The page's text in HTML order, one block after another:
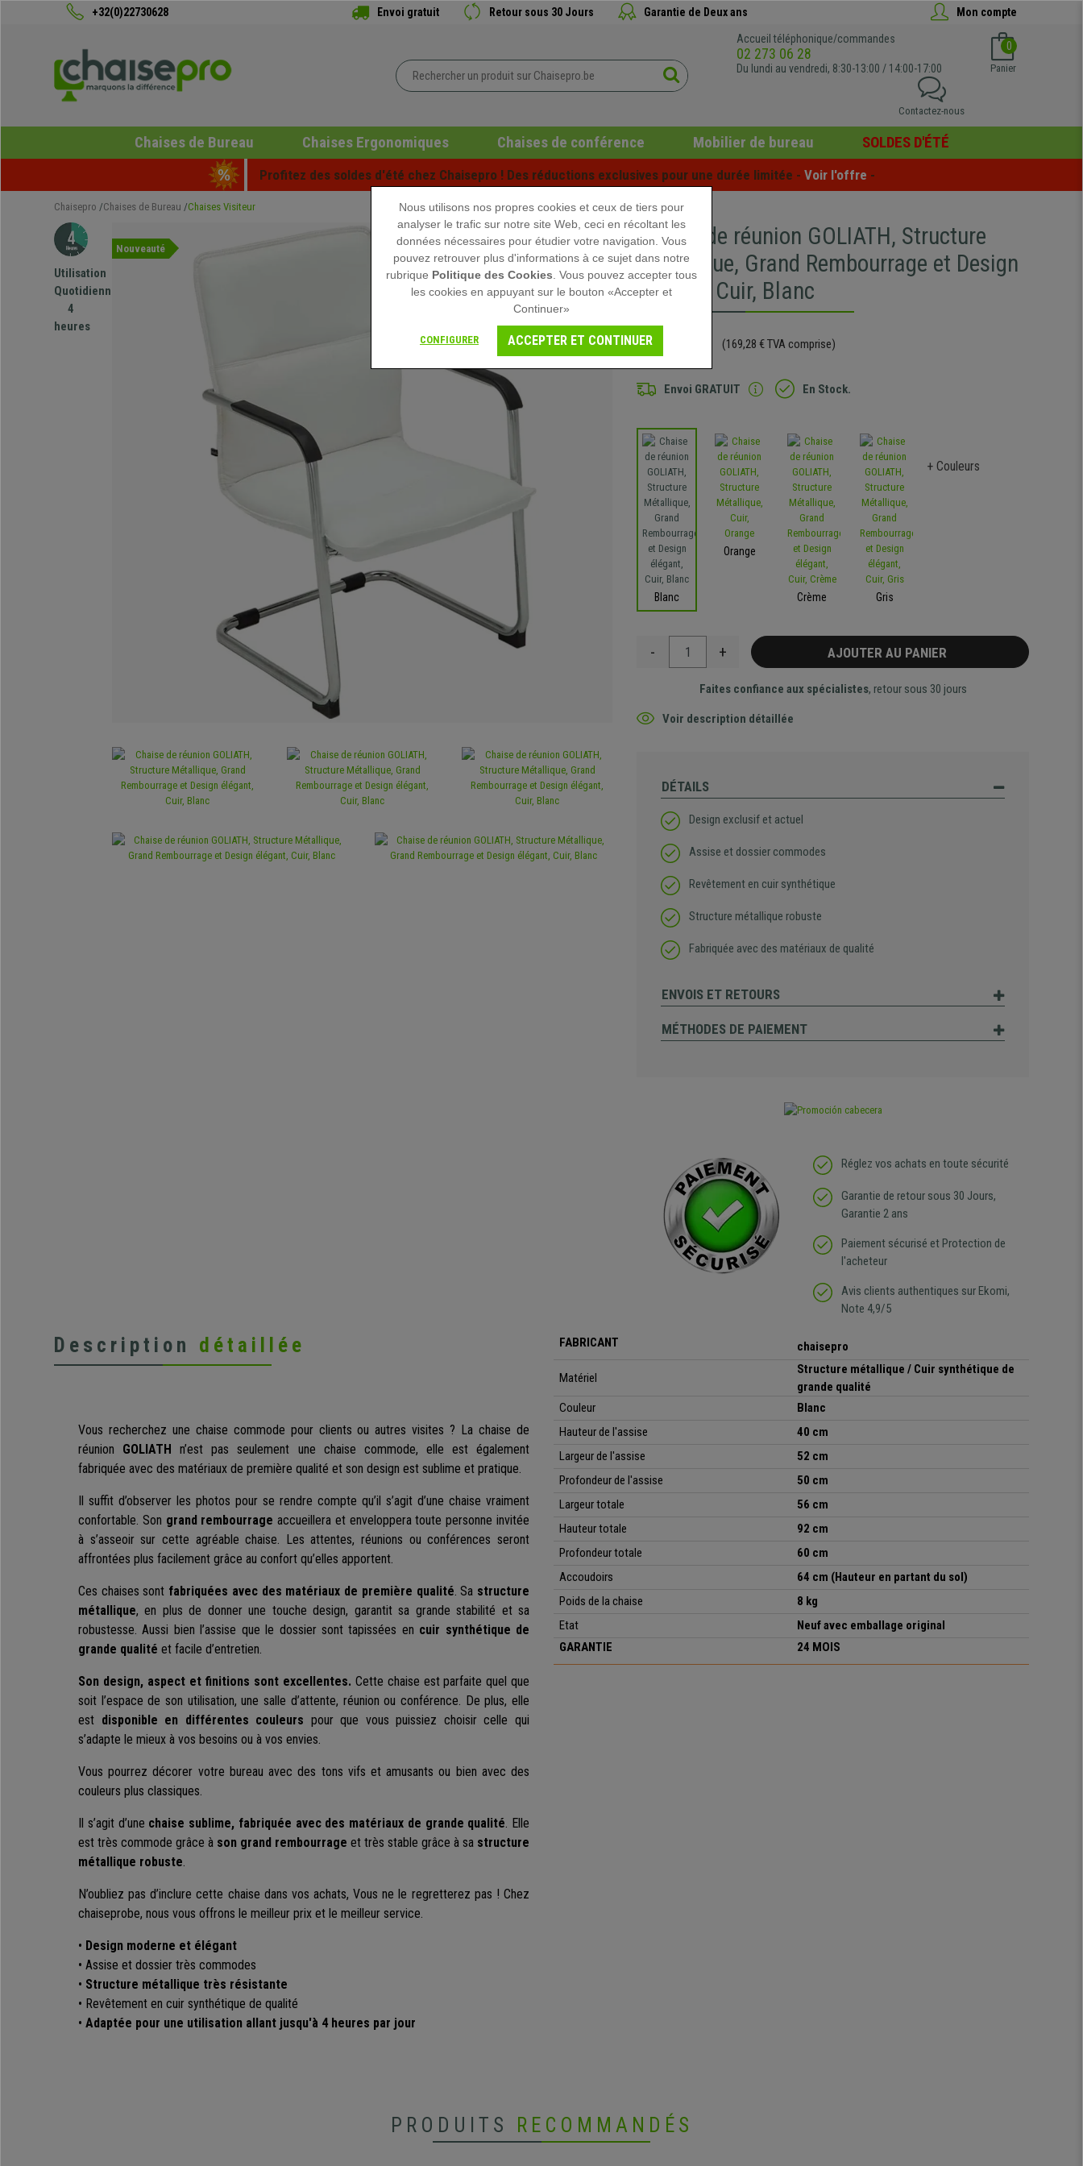
+32(0)22730628 Envoi gratuit Retour sous 30 Jours Garantie de Deux ans Mon compte
Accueil téléphonique/commandes
02 273 06 28
Du lundi au vendredi, 8:30-13:00 / 14:00-17:00
0
Panier
Contactez-nous
Chaises de Bureau Chaises Ergonomiques Chaises de conférence Mobilier de bureau SOLDES D'ÉTÉ
Profitez des soldes d'été chez Chaisepro ! Des réductions exclusives pour une durée limitée - Voir l'offre -
Chaisepro Chaises de Bureau Chaises Visiteur
Utilisation
Quotidienne
4
heures
Nouveauté
Chaise de réunion GOLIATH, Structure
Métallique, Grand Rembourrage et Design
élégant, Cuir, Blanc
139,90 € (169,28 € TVA comprise)
Envoi GRATUIT En Stock.
Blanc
Orange
Crème Gris
+ Couleurs
- + AJOUTER AU PANIER
Faites confiance aux spécialistes, retour sous 30 jours
Voir description détaillée
DÉTAILS
Design exclusif et actuel
Assise et dossier commodes
Revêtement en cuir synthétique
Structure métallique robuste
Fabriquée avec des matériaux de qualité
ENVOIS ET RETOURS
MÉTHODES DE PAIEMENT
Réglez vos achats en toute sécurité
Garantie de retour sous 30 Jours,
Garantie 2 ans
Paiement sécurisé et Protection de
l'acheteur
Avis clients authentiques sur Ekomi,
Note 4,9/5
Description détaillée
Vous recherchez une chaise commode pour clients ou autres visites ? La chaise de
réunion GOLIATH n’est pas seulement une chaise commode, elle est également
fabriquée avec des matériaux de première qualité et son design est sublime et pratique.
Il suffit d’observer les photos pour se rendre compte qu’il s’agit d’une chaise vraiment
confortable. Son grand rembourrage accueillera et enveloppera toute personne invitée
à s’asseoir sur cette agréable chaise. Les attentes, réunions ou conférences seront
affrontées plus facilement grâce au confort qu’elles apportent.
Ces chaises sont fabriquées avec des matériaux de première qualité. Sa structure
métallique, en plus de donner une touche design, garantit sa grande stabilité et sa
robustesse. Aussi bien l’assise que le dossier sont tapissées en cuir synthétique de
grande qualité et facile d’entretien.
Son design, aspect et finitions sont excellentes. Cette chaise est parfaite quel que
soit l’espace de son utilisation, une salle d’attente, réunion ou conférence. De plus, elle
est disponible en différentes couleurs pour que vous puissiez choisir celle qui
s’adapte le mieux à vos besoins ou à vos envies.
Vous pourrez décorer votre bureau avec des tons vifs et amusants ou bien avec des
couleurs plus classiques.
Il s’agit d’une chaise sublime, fabriquée avec des matériaux de grande qualité. Elle
est très commode grâce à son grand rembourrage et très stable grâce à sa structure
métallique robuste.
N’oubliez pas d’inclure cette chaise dans vos achats, Vous ne le regretterez pas ! Chez
chaiseprobe, nous vous offrons le meilleur prix et le meilleur service.
• Design moderne et élégant
• Assise et dossier très commodes
• Structure métallique très résistante
• Revêtement en cuir synthétique de qualité
• Adaptée pour une utilisation allant jusqu'à 4 heures par jour
FABRICANT chaisepro
Matériel
Structure métallique / Cuir synthétique de
grande qualité
Couleur
Blanc
Hauteur de l'assise
40 cm
Largeur de l'assise
52 cm
Profondeur de l'assise
50 cm
Largeur totale
56 cm
Hauteurtotale
92 cm
Profondeurtotale
60 cm
Accoudoirs
64 cm (Hauteur en partant du sol)
Poids de la chaise
8 kg
Etat
Neuf avec emballage original
GARANTIE
24 MOIS
PRODUITS RECOMMANDÉS
Nous utilisons nos propres cookies et ceux de tiers pour
analyser le trafic sur notre site Web, ceci en récoltant les
données nécessaires pour étudier votre navigation. Vous
pouvez retrouver plus d'informations à ce sujet dans notre
rubrique Politique des Cookies . Vous pouvez accepter tous
les cookies en appuyant sur le bouton «Accepter et
Continuer»
CONFIGURER ACCEPTER ET CONTINUER